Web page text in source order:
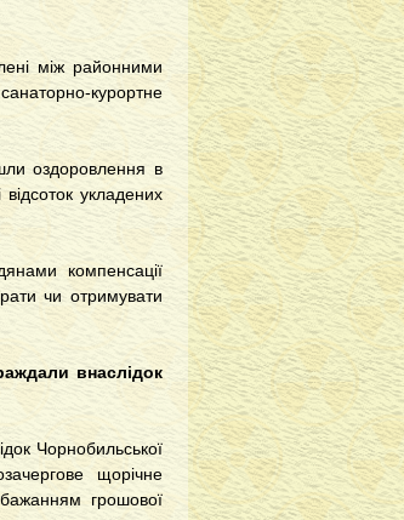
між районними
курортне
оздоровлення в
укладених
компенсації
чи отримувати
внаслідок
Чорнобильської
щорічне
грошової